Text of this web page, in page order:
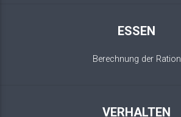
ESSEN
Berechnung der Ration
VERHALTEN